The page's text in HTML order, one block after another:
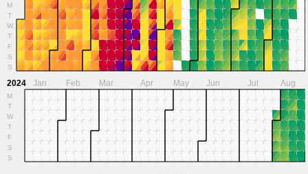
M
T
W
T
F
S
S
2024
M
T
W
T
F
S
S
Jan Feb Mar Apr May Jun Jul Aug